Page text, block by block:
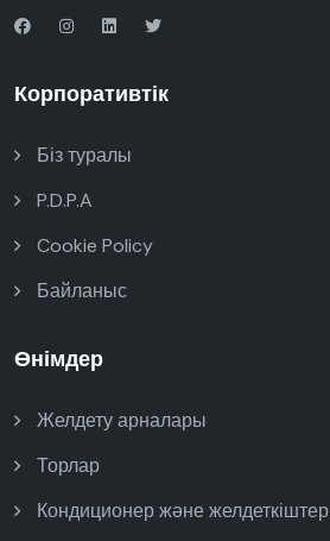
Корпоративтік
Біз туралы
P.D.P.A
Cookie Policy
Байланыс
Өнімдер
Желдету арналары
Торлар
Кондиционер және желдеткіштер